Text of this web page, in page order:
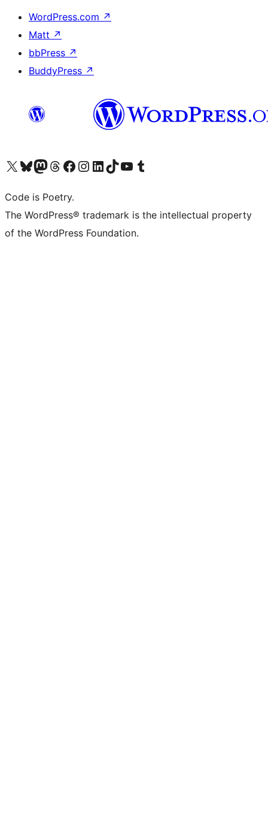
WordPress.com ↗
Matt ↗
bbPress ↗
BuddyPress ↗
Visita il nostro account X (ex Twitter)
Visita il nostro account Bluesky
Visita il nostro account Mastodon
Visita il nostro account Threads
Visita la nostra pagina Facebook
Visita il nostro account Instagram
Visita il nostro account LinkedIn
Visita il nostro account TikTok
Visita il nostro canale YouTube
Visita il nostro account Tumblr
Code is Poetry.
The WordPress® trademark is the intellectual property
of the WordPress Foundation.